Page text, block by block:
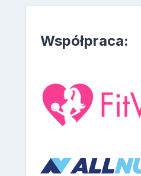
Współpraca: